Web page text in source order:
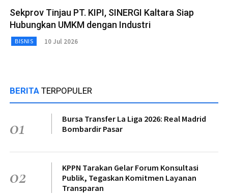
Sekprov Tinjau PT. KIPI, SINERGI Kaltara Siap
Hubungkan UMKM dengan Industri
BISNIS 10 Jul 2026
BERITA TERPOPULER
01
Bursa Transfer La Liga 2026: Real Madrid
Bombardir Pasar
02
KPPN Tarakan Gelar Forum Konsultasi
Publik, Tegaskan Komitmen Layanan
Transparan